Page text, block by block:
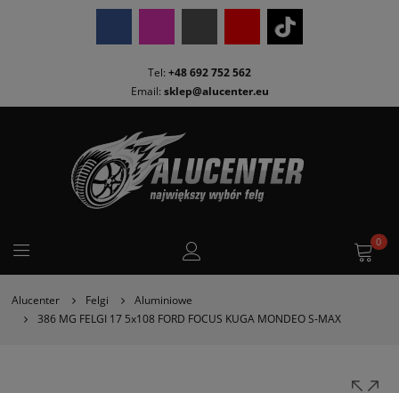
Tel: +48 692 752 562
Email: sklep@alucenter.eu
0
Alucenter Felgi
Aluminiowe
386 MG FELGI 17 5x108 FORD FOCUS KUGA MONDEO S-MAX